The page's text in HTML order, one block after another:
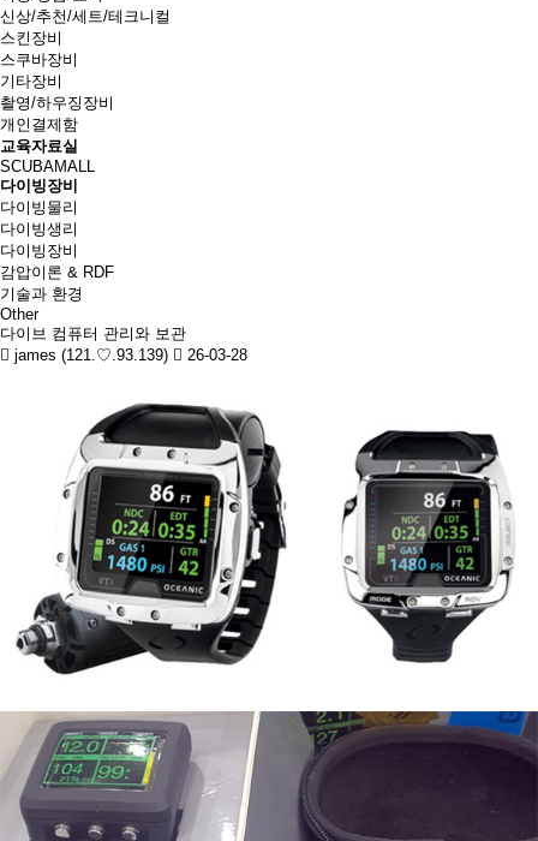
신상/추천/세트/테크니컬
스킨장비
스쿠바장비
기타장비
촬영/하우징장비
개인결제함
교육자료실
SCUBAMALL
다이빙장비
다이빙물리
다이빙생리
다이빙장비
감압이론 & RDF
기술과 환경
Other
다이브 컴퓨터 관리와 보관
james (121.♡.93.139)
26-03-28